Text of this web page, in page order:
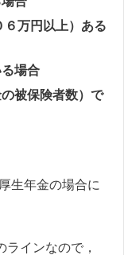
万円以上）ある
場合
被保険者数）で
生年金の場合に
インなので，